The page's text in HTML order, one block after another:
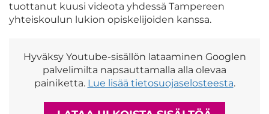
tuottanut kuusi videota yhdessä Tampereen
yhteiskoulun lukion opiskelijoiden kanssa.
Hyväksy Youtube-sisällön lataaminen Googlen
palvelimilta napsauttamalla alla olevaa
painiketta. Lue lisää tietosuojaselosteesta.